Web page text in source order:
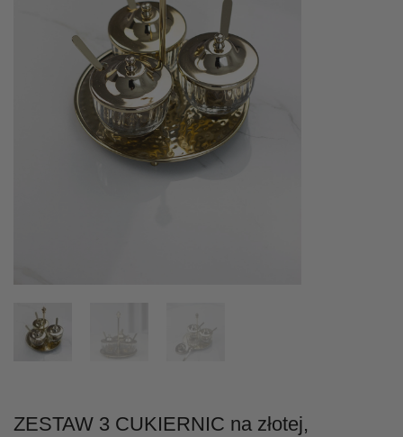
ZESTAW 3 CUKIERNIC na złotej,